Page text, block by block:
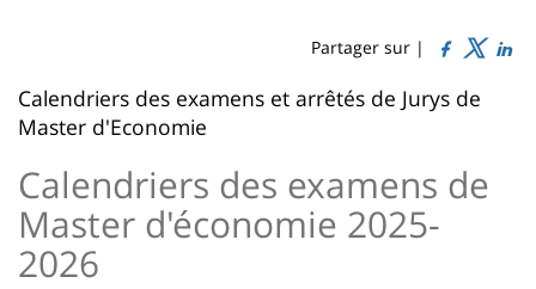
content
page
Partager sur |
Contenu
de
la
page
principale
Calendriers des examens et arrêtés de Jurys de
Master d'Economie
Calendriers des examens de
Master d'économie 2025-
2026